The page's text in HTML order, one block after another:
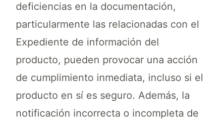
deficiencias en la documentación,
particularmente las relacionadas con el
Expediente de información del
producto, pueden provocar una acción
de cumplimiento inmediata, incluso si el
producto en sí es seguro. Además, la
notificación incorrecta o incompleta de